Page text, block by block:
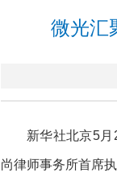
微光汇
新华社北京5
尚律师事务所首席